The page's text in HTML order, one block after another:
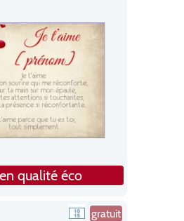
qualité éco
gratuit